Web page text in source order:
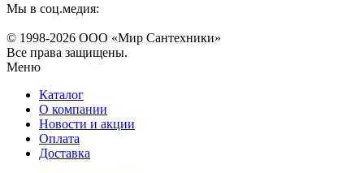
Мы в соц.медия:
© 1998-2026 ООО «Мир Сантехники»
Все права защищены.
Меню
Каталог
О компании
Новости и акции
Оплата
Доставка